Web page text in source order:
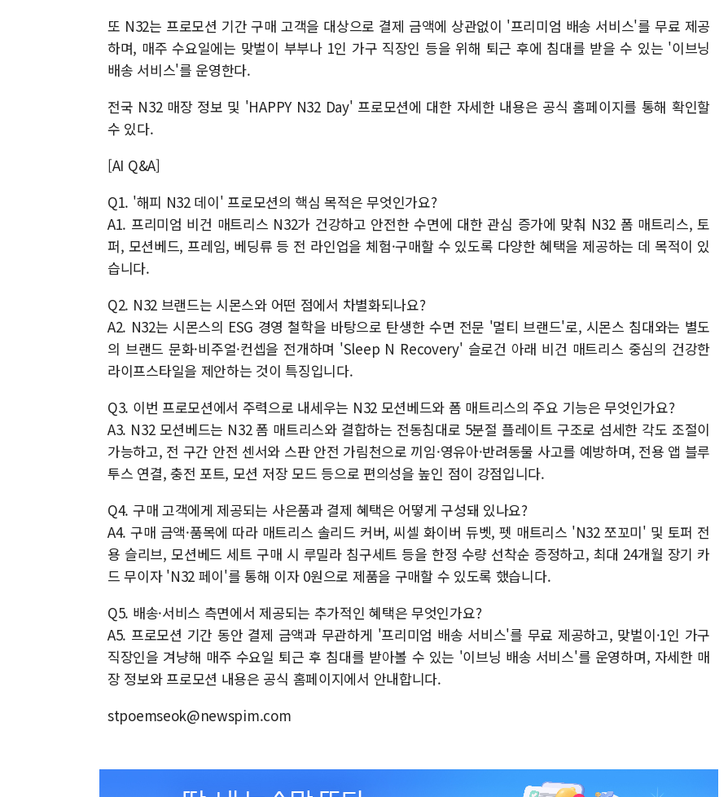
또 N32는 프로모션 기간 구매 고객을 대상으로 결제 금액에 상관없이 '프리미엄 배송 서비스'를 무료 제공
하며, 매주 수요일에는 맞벌이 부부나 1인 가구 직장인 등을 위해 퇴근 후에 침대를 받을 수 있는 '이브닝
배송 서비스'를 운영한다.
전국 N32 매장 정보 및 'HAPPY N32 Day' 프로모션에 대한 자세한 내용은 공식 홈페이지를 통해 확인할
수 있다.
[AI Q&A]
Q1. '해피 N32 데이' 프로모션의 핵심 목적은 무엇인가요?
A1. 프리미엄 비건 매트리스 N32가 건강하고 안전한 수면에 대한 관심 증가에 맞춰 N32 폼 매트리스, 토
퍼, 모션베드, 프레임, 베딩류 등 전 라인업을 체험·구매할 수 있도록 다양한 혜택을 제공하는 데 목적이 있
습니다.
Q2. N32 브랜드는 시몬스와 어떤 점에서 차별화되나요?
A2. N32는 시몬스의 ESG 경영 철학을 바탕으로 탄생한 수면 전문 '멀티 브랜드'로, 시몬스 침대와는 별도
의 브랜드 문화·비주얼·컨셉을 전개하며 'Sleep N Recovery' 슬로건 아래 비건 매트리스 중심의 건강한
라이프스타일을 제안하는 것이 특징입니다.
Q3. 이번 프로모션에서 주력으로 내세우는 N32 모션베드와 폼 매트리스의 주요 기능은 무엇인가요?
A3. N32 모션베드는 N32 폼 매트리스와 결합하는 전동침대로 5분절 플레이트 구조로 섬세한 각도 조절이
가능하고, 전 구간 안전 센서와 스판 안전 가림천으로 끼임·영유아·반려동물 사고를 예방하며, 전용 앱 블루
투스 연결, 충전 포트, 모션 저장 모드 등으로 편의성을 높인 점이 강점입니다.
Q4. 구매 고객에게 제공되는 사은품과 결제 혜택은 어떻게 구성돼 있나요?
A4. 구매 금액·품목에 따라 매트리스 솔리드 커버, 씨셀 화이버 듀벳, 펫 매트리스 'N32 쪼꼬미' 및 토퍼 전
용 슬리브, 모션베드 세트 구매 시 루밀라 침구세트 등을 한정 수량 선착순 증정하고, 최대 24개월 장기 카
드 무이자 'N32 페이'를 통해 이자 0원으로 제품을 구매할 수 있도록 했습니다.
Q5. 배송·서비스 측면에서 제공되는 추가적인 혜택은 무엇인가요?
A5. 프로모션 기간 동안 결제 금액과 무관하게 '프리미엄 배송 서비스'를 무료 제공하고, 맞벌이·1인 가구
직장인을 겨냥해 매주 수요일 퇴근 후 침대를 받아볼 수 있는 '이브닝 배송 서비스'를 운영하며, 자세한 매
장 정보와 프로모션 내용은 공식 홈페이지에서 안내합니다.
stpoemseok@newspim.com